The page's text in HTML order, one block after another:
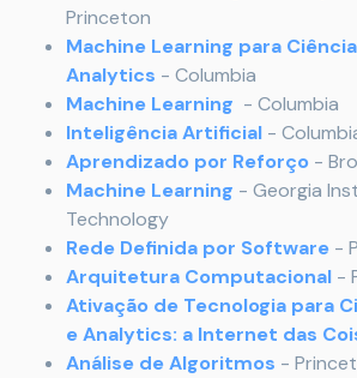
Princeton
Machine Learning para
Analytics - Columbia
Machine Learning - Columbia
Inteligência Artificial -
Aprendizado por Reforço -
Machine Learning - Georgia
Technology
Rede Definida por Software -
Arquitetura Computacional -
Ativação de Tecnologia para
e Analytics: a Internet das
Análise de Algoritmos -